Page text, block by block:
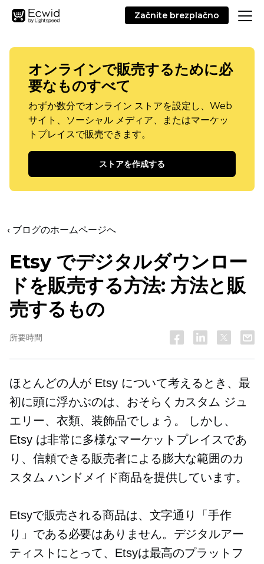
Začnite brezplačno
オンラインで販売するために必
要なものすべて
わずか数分でオンライン ストアを設定し、Web
サイト、ソーシャル メディア、またはマーケッ
トプレイスで販売できます。
ストアを作成する
‹ ブログのホームページへ
Etsy でデジタルダウンロー
ドを販売する方法: 方法と販
売するもの
所要時間
ほとんどの人が Etsy について考えるとき、最
初に頭に浮かぶのは、おそらくカスタム ジュ
エリー、衣類、装飾品でしょう。 しかし、
Etsy は非常に多様なマーケットプレイスであ
り、信頼できる販売者による膨大な範囲のカ
スタム ハンドメイド商品を提供しています。
Etsyで販売される商品は、文字通り「手作
り」である必要はありません。デジタルアー
ティストにとって、Etsyは最高のプラットフ